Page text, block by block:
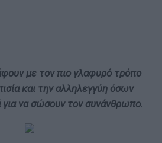
με τον πιο γλαφυρό τρόπο
και την αλληλεγγύη όσων
να σώσουν τον συνάνθρωπο.